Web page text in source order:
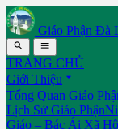
Giáo Phận Đà
 
TRANG CHỦ
Giới Thiệu 
Tổng Quan Giáo
Lịch Sử Giáo Phận
Giáo – Bác Ái Xã